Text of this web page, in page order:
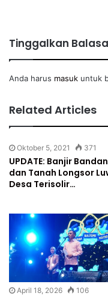
Tinggalkan
Anda harus masuk untuk
Related Articles
Oktober 5, 2021 371
UPDATE: Banjir
dan Tanah Longsor
Desa Terisolir…
April 18, 2026 106